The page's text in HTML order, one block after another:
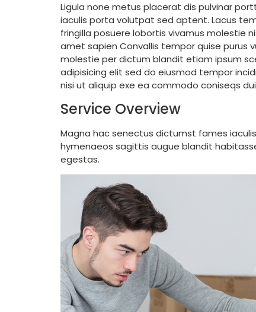
Ligula none metus placerat dis pulvinar
iaculis porta volutpat sed aptent. Lacus
fringilla posuere lobortis vivamus molestie
amet sapien Convallis tempor quise purus
molestie per dictum blandit etiam ipsum
adipisicing elit sed do eiusmod tempor
nisi ut aliquip exe ea commodo coniseqs
Service Overview
Magna hac senectus dictumst fames
hymenaeos sagittis augue blandit
egestas.